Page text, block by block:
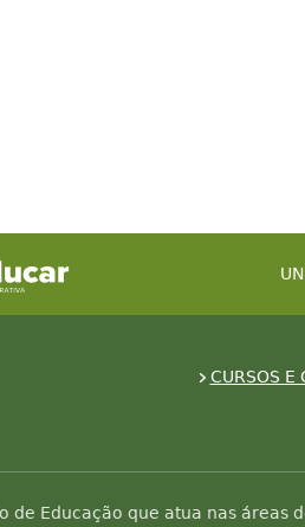
CURSOS E
de Educação que atua nas